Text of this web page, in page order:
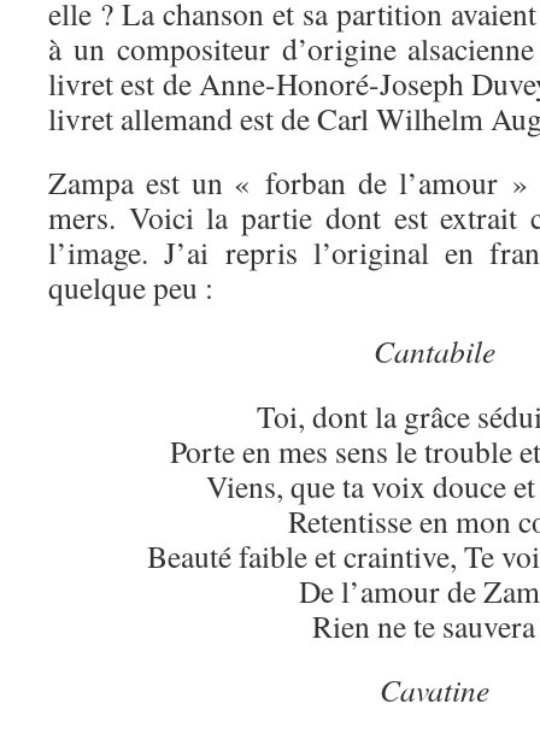
elle ? La chanson et sa partition
à un compositeur d’origine
livret est de Anne-Honoré-Joseph
livret allemand est de Carl Wilhelm
Zampa est un « forban de l’amour
mers. Voici la partie dont est extrait
l’image. J’ai repris l’original en
quelque peu :
Cantabile
Toi, dont la grâce
Porte en mes sens le trouble
Viens, que ta voix douce
Retentisse en mon
Beauté faible et craintive, Te
De l’amour de
Rien ne te
Cavatine